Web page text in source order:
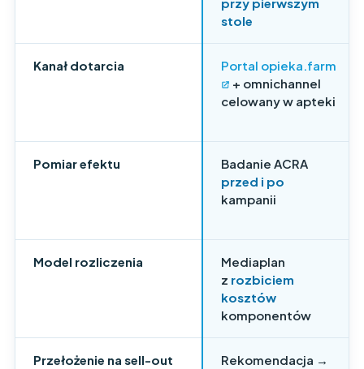
stole
Kanał dotarcia
Portal opieka.farm
+ omnichannel
celowany w apteki
Pomiar efektu
Badanie ACRA
przed i po
kampanii
Model rozliczenia
Mediaplan
z rozbiciem
kosztów
komponentów
Przełożenie na sell-out
Rekomendacja →